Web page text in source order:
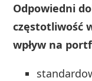
Odpowiedni
częstotliwość
wpływ na